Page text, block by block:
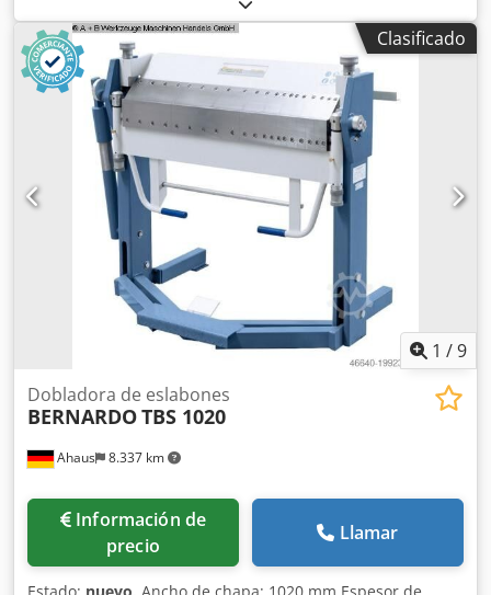
Clasificado
1 /9
Ahaus 8.337 km
Dobladora de eslabones
BERNARDOTBS 1020
Información de
precio
Llamar